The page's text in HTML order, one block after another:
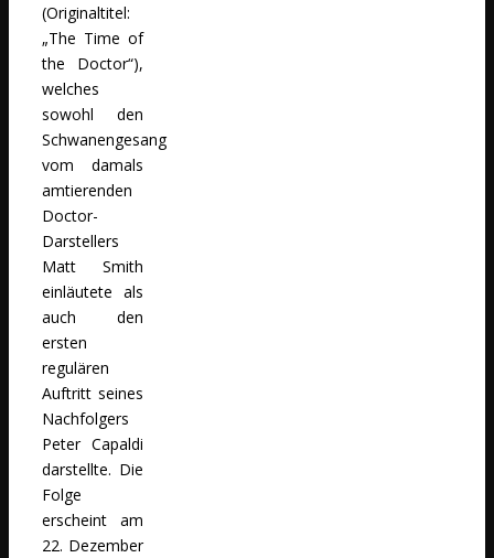
(Originaltitel:
„The Time of
the Doctor“),
welches
sowohl den
Schwanengesang
vom damals
amtierenden
Doctor-
Darstellers
Matt Smith
einläutete als
auch den
ersten
regulären
Auftritt seines
Nachfolgers
Peter Capaldi
darstellte. Die
Folge
erscheint am
22. Dezember